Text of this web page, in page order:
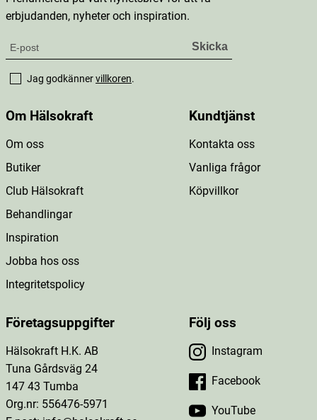
erbjudanden, nyheter och inspiration.
Jag godkännervillkoren.
Om Hälsokraft
Om oss
Butiker
Club Hälsokraft
Behandlingar
Inspiration
Jobba hos oss
Integritetspolicy
Kundtjänst
Kontakta oss
Vanliga frågor
Köpvillkor
Företagsuppgifter
Hälsokraft H.K. AB
Tuna Gårdsväg 24
147 43 Tumba
Org.nr: 556476-5971
Följ oss
Instagram
Facebook
YouTube